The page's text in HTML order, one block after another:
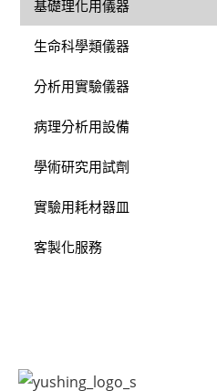
基礎理化用儀器
生命科學類儀器
分析用實驗儀器
病理分析用設備
學術研究用試劑
實驗用耗材器皿
客製化服務